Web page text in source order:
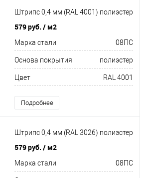
Штрипс 0,4 мм (RAL 4001) полиэстер
579 руб. / м2
Марка стали 08ПС
Основа покрытия полиэстер
Цвет RAL 4001
Подробнее
Штрипс 0,4 мм (RAL 3026) полиэстер
579 руб. / м2
Марка стали 08ПС